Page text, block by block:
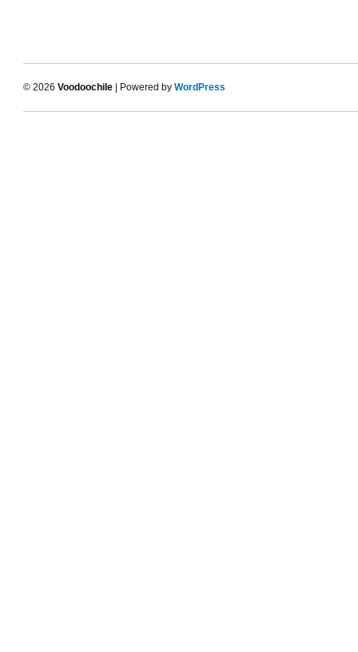
© 2026 Voodoochile | Powered by WordPress